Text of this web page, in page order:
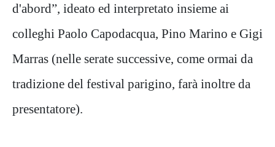
d'abord”, ideato ed interpretato insieme ai
colleghi Paolo Capodacqua, Pino Marino e Gigi
Marras (nelle serate successive, come ormai da
tradizione del festival parigino, farà inoltre da
presentatore).